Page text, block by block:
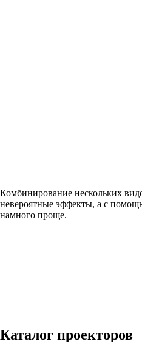
Комбинирование нескольких
невероятные эффекты, а с
намного проще.
Каталог проекторов